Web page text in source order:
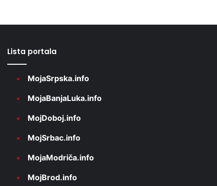
Lista portala
MojaSrpska.info
MojaBanjaLuka.info
MojDoboj.info
MojSrbac.info
MojaModriča.info
MojBrod.info